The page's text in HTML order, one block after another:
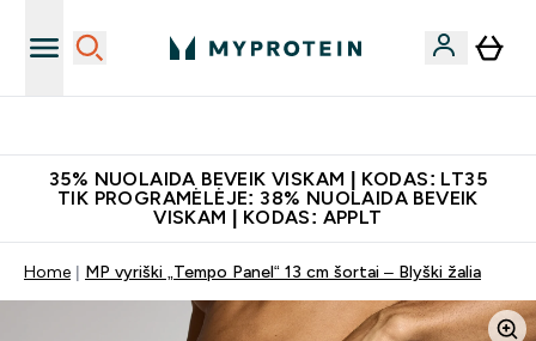
35% NUOLAIDA BEVEIK VISKAM | KODAS: LT35
TIK PROGRAMĖLĖJE: 38% NUOLAIDA BEVEIK
VISKAM | KODAS: APPLT
Home MP vyriški „Tempo Panel“ 13 cm šortai – Blyški žalia